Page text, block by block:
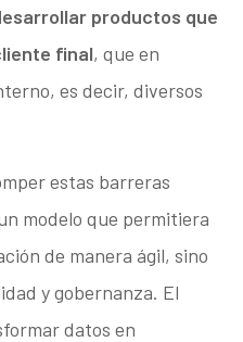
productos que
final, que en
es decir, diversos
estas barreras
modelo que permitiera
de manera ágil, sino
y gobernanza. El
datos en